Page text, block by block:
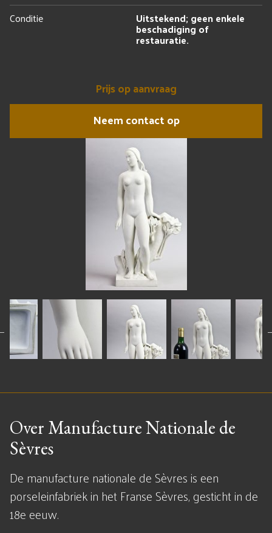
Conditie
Uitstekend; geen enkele
beschadiging of
restauratie.
Prijs op aanvraag
Neem contact op
Over Manufacture Nationale de
Sèvres
De manufacture nationale de Sèvres is een
porseleinfabriek in het Franse Sèvres, gesticht in de
18e eeuw.